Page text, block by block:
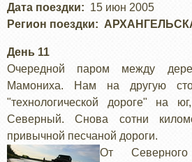
Дата поездки
15 июн 2005
Регион поездки
День 11
Очередной паром между
Мамониха. Нам на другую
"технологической дороге" на
Северный. Снова сотни
привычной песчаной дороги.
От